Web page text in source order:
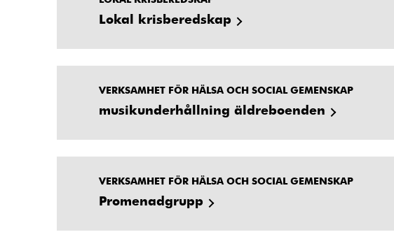
Lokal krisberedskap
VERKSAMHET FÖR HÄLSA OCH SOCIAL GEMENSKAP
musikunderhållning äldreboenden
VERKSAMHET FÖR HÄLSA OCH SOCIAL GEMENSKAP
Promenadgrupp